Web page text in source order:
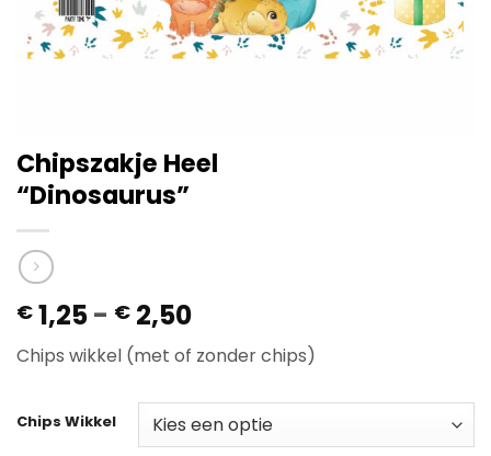
Chipszakje Heel
“Dinosaurus”
€ 1,25- € 2,50Prijsklasse:
€ 1,25
tot
€ 2,50
Chips wikkel (met of zonder chips)
Chips Wikkel